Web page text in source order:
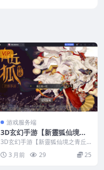
VIP
游戏服务端
3D玄幻手游【新靈狐仙境之
青丘狐传说】最新整理Cent
OS手工端服务端+安卓苹果双
端+GM后台+视频教程
3D玄幻手游【新靈狐仙境之青丘
狐传说】最新整理CentOS手工端
服务端+安卓苹果...
3 月前 29 25